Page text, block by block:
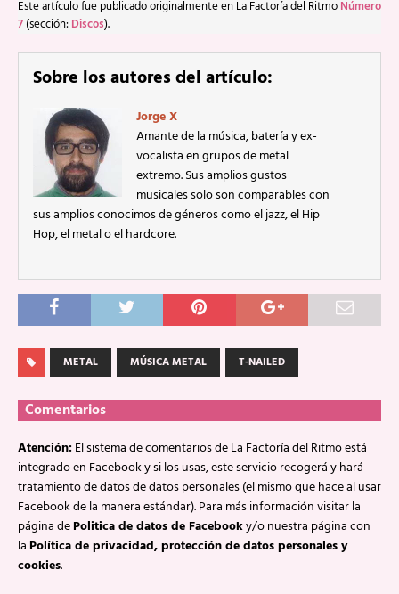
Este artículo fue publicado originalmente en La Factoría del Ritmo Número
7 (sección: Discos).
Sobre los autores del artículo:
Jorge X
Amante de la música, batería y ex-
vocalista en grupos de metal
extremo. Sus amplios gustos
musicales solo son comparables con
sus amplios conocimos de géneros como el jazz, el Hip
Hop, el metal o el hardcore.
METAL MÚSICA METAL T-NAILED
Comentarios
Atención:El sistema de comentarios de La Factoría del Ritmo está
integrado en Facebook y si los usas, este servicio recogerá y hará
tratamiento de datos de datos personales (el mismo que hace al usar
Facebook de la manera estándar). Para más información visitar la
página dePolitica de datos de Facebooky/o nuestra página con
laPolítica de privacidad, protección de datos personales y
cookies.